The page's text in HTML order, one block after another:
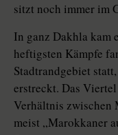
sitzt noch immer im
In ganz Dakhla kam
heftigsten Kämpfe
Stadtrandgebiet
erstreckt. Das
Verhältnis zwischen
meist „Marokkaner